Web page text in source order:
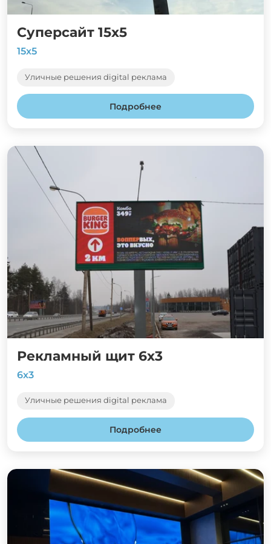
Суперсайт 15х5
15х5
Уличные решения digital реклама
Подробнее
Рекламный щит 6х3
6х3
Уличные решения digital реклама
Подробнее